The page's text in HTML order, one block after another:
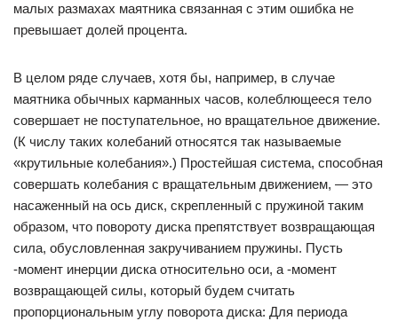
малых размахах маятника связанная с этим ошибка не
превышает долей процента.
В целом ряде случаев, хотя бы, например, в случае
маятника обычных карманных часов, колеблющееся тело
совершает не поступательное, но вращательное движение.
(К числу таких колебаний относятся так называемые
«крутильные колебания».) Простейшая система, способная
совершать колебания с вращательным движением, — это
насаженный на ось диск, скрепленный с пружиной таким
образом, что повороту диска препятствует возвращающая
сила, обусловленная закручиванием пружины. Пусть
-момент инерции диска относительно оси, а -момент
возвращающей силы, который будем считать
пропорциональным углу поворота диска: Для периода